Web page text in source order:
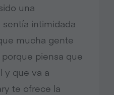
una
intimidada
mucha gente
piensa que
y que va a
te ofrece la